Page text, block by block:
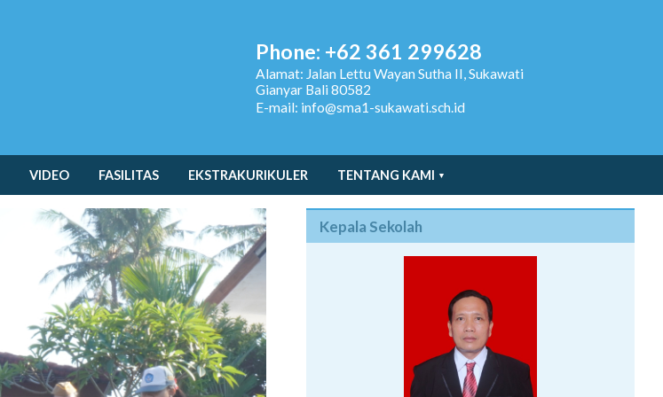
Phone: +62 361 299628
Alamat: Jalan Lettu Wayan Sutha II, Sukawati
Gianyar Bali 80582
E-mail: info@sma1-sukawati.sch.id
VIDEO FASILITAS EKSTRAKURIKULER TENTANG KAMI
Kepala Sekolah